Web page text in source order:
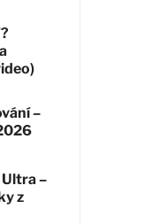
–
Ultra –
z